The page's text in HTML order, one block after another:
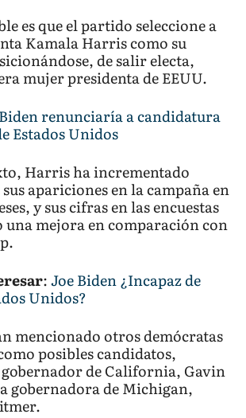
es que el partido seleccione a
Kamala Harris como su
de salir electa,
mujer presidenta de EEUU.
Biden renunciaría a candidatura
Estados Unidos
Harris ha incrementado
apariciones en la campaña en
y sus cifras en las encuestas
mejora en comparación con
:Joe Biden ¿Incapaz de
Unidos?
mencionado otros demócratas
posibles candidatos,
de California, Gavin
gobernadora de Michigan,